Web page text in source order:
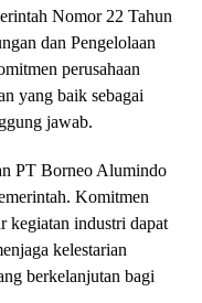
Nomor 22 Tahun
dan Pengelolaan
perusahaan
yang baik sebagai
jawab.
PT Borneo Alumindo
Komitmen
kegiatan industri dapat
kelestarian
berkelanjutan bagi